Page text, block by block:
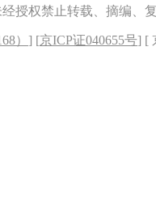
经授权禁止转载、摘编、
） ] [京ICP证040655号] [